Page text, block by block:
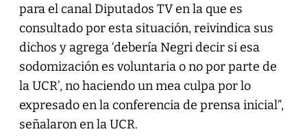
para el canal Diputados TV en la que es
consultado por esta situación, reivindica sus
dichos y agrega ‘debería Negri decir si esa
sodomización es voluntaria o no por parte de
la UCR’, no haciendo un mea culpa por lo
expresado en la conferencia de prensa inicial”,
señalaron en la UCR.